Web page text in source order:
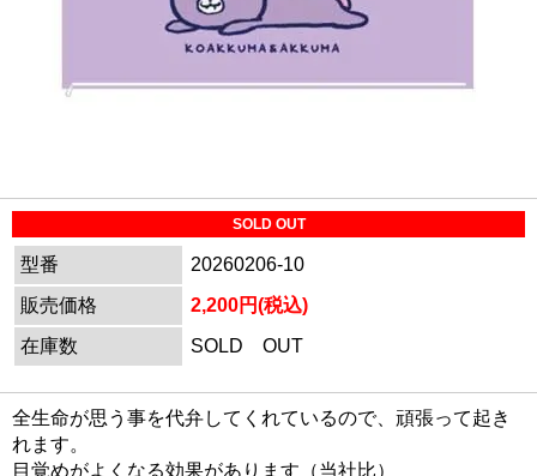
SOLD OUT
型番
20260206-10
販売価格
2,200円(税込)
在庫数
SOLD OUT
全生命が思う事を代弁してくれているので、頑張って起き
れます。
目覚めがよくなる効果があります（当社比）